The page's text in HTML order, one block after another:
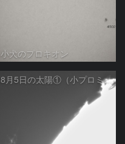
小犬のプロキオン
8月5日の太陽①（小プロミネン噴出 ）